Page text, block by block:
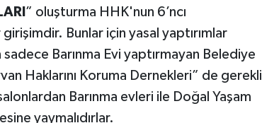
” oluşturma HHK'nun 6’ncı
Bunlar için yasal yaptırımlar
Barınma Evi yaptırmayan Belediye
Haklarını Koruma Dernekleri” de gerekli
Barınma evleri ile Doğal Yaşam
yaymalıdırlar.